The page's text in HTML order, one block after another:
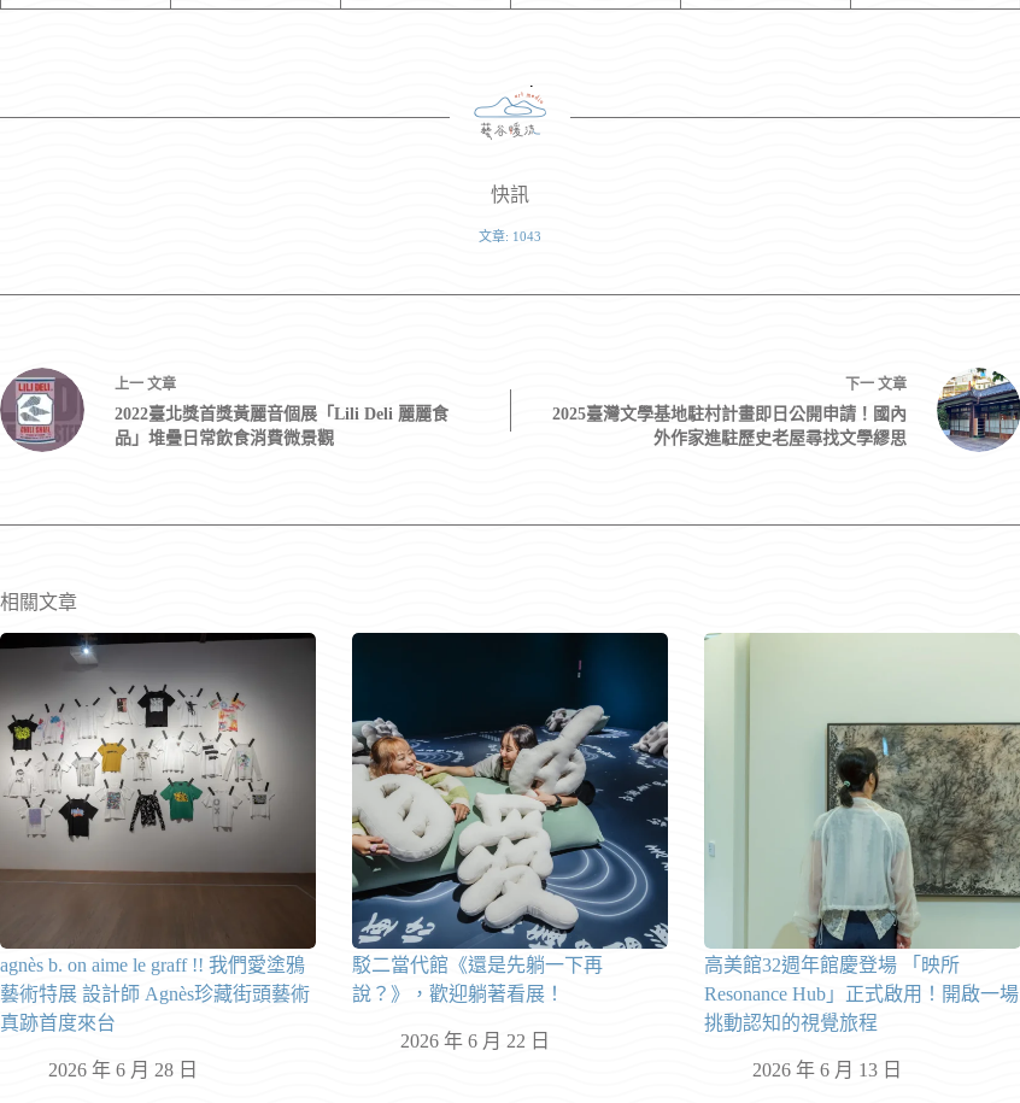
快訊
文章: 1043
上一 文章
2022臺北獎首獎黃麗音個展「Lili Deli 麗麗食
品」堆疊日常飲食消費微景觀
下一 文章
2025臺灣文學基地駐村計畫即日公開申請！國內
外作家進駐歷史老屋尋找文學繆思
相關文章
agnès b. on aime le graff !! 我們愛塗鴉
藝術特展 設計師 Agnès珍藏街頭藝術
真跡首度來台
2026 年 6 月 28 日
駁二當代館《還是先躺一下再
說？》，歡迎躺著看展！
2026 年 6 月 22 日
高美館32週年館慶登場 「映所
Resonance Hub」正式啟用！開啟一場
挑動認知的視覺旅程
2026 年 6 月 13 日